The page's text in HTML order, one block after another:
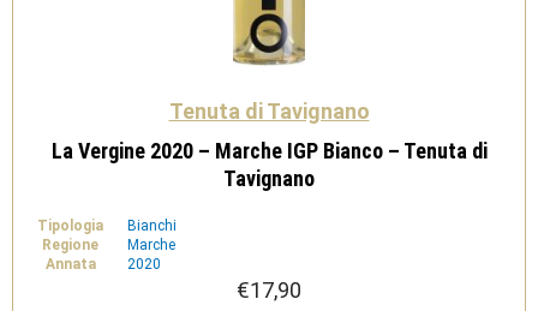
Tenuta di Tavignano
La Vergine 2020 – Marche IGP Bianco – Tenuta di
Tavignano
Tipologia
Bianchi
Regione
Marche
Annata
2020
€17,90